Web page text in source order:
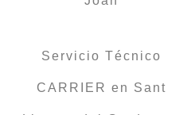
Servicio Técnico
CARRIER en Sant